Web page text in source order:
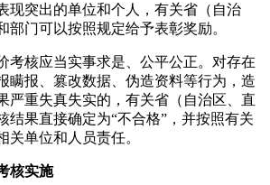
现突出的单位和个人，有关省（自治
部门可以按照规定给予表彰奖励。
核应当实事求是、公平公正。对存在
瞒报、篡改数据、伪造资料等行为，造
严重失真失实的，有关省（自治区、直
结果直接确定为“不合格”，并按照有关
关单位和人员责任。
核实施